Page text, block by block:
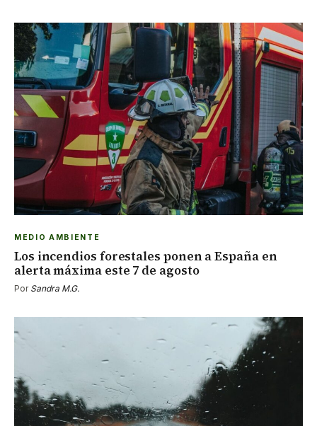
MEDIO AMBIENTE
Los incendios forestales ponen a España en
alerta máxima este 7 de agosto
Por Sandra M.G.